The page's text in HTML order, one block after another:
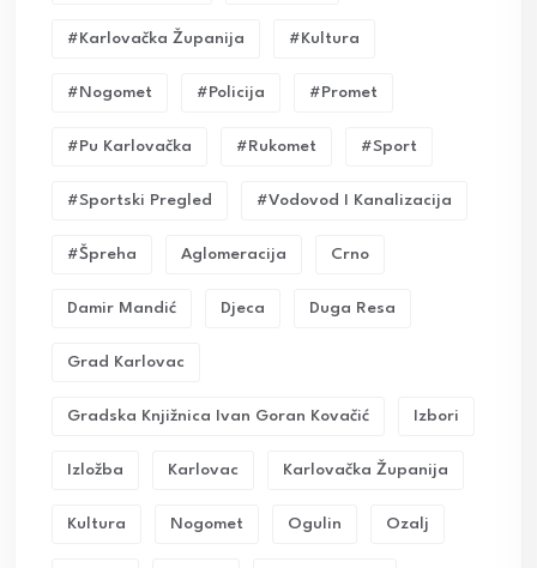
#karlovačka Županija #kultura
#nogomet #policija #promet
#pu Karlovačka #rukomet #sport
#sportski Pregled #vodovod I Kanalizacija
#Špreha Aglomeracija Crno
Damir Mandić Djeca Duga Resa
Grad Karlovac
Gradska Knjižnica Ivan Goran Kovačić Izbori
Izložba Karlovac Karlovačka Županija
Kultura Nogomet Ogulin Ozalj